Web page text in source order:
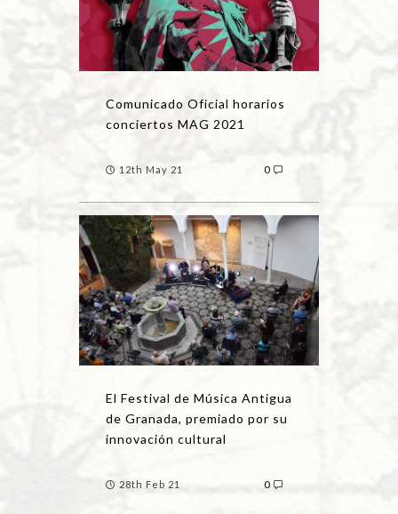
Comunicado Oficial horarios
conciertos MAG 2021
0
12th May 21
El Festival de Música Antigua
de Granada, premiado por su
innovación cultural
0
28th Feb 21